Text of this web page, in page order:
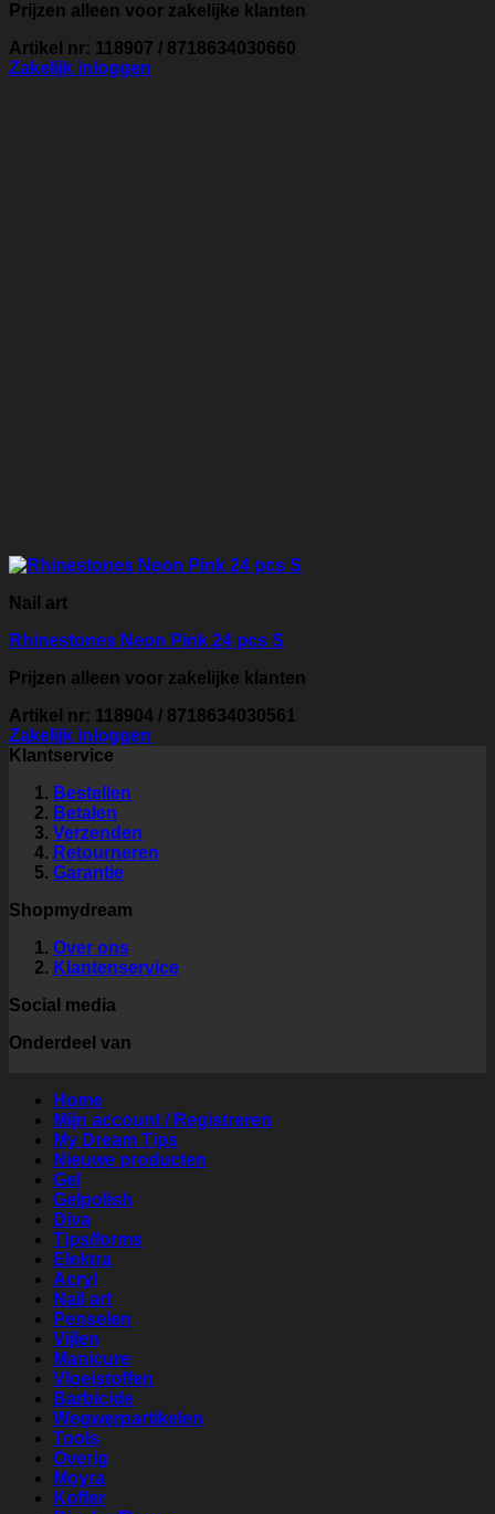
Prijzen alleen voor zakelijke klanten
Artikel nr: 118907 / 8718634030660
Zakelijk inloggen
Nail art
Rhinestones Neon Pink 24 pcs S
Prijzen alleen voor zakelijke klanten
Artikel nr: 118904 / 8718634030561
Zakelijk inloggen
Klantservice
Bestellen
Betalen
Verzenden
Retourneren
Garantie
Shopmydream
Over ons
Klantenservice
Social media
Onderdeel van
Home
Mijn account / Registreren
My Dream Tips
Nieuwe producten
Gel
Gelpolish
Diva
Tips/forms
Elektra
Acryl
Nail art
Penselen
Vijlen
Manicure
Vloeistoffen
Barbicide
Wegwerpartikelen
Tools
Overig
Moyra
Koffer